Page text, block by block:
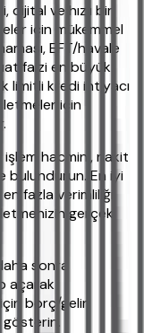
dijital ve hızlı bir
için mükemmel
EFT/havale
faizi en büyük
limitli kredi ihtiyacı
için
işlem hacmini, nakit
bulundurun. En iyi
en fazla verimliliği
gerçek
sonra
açarak
için borç/gelir
gösterin.